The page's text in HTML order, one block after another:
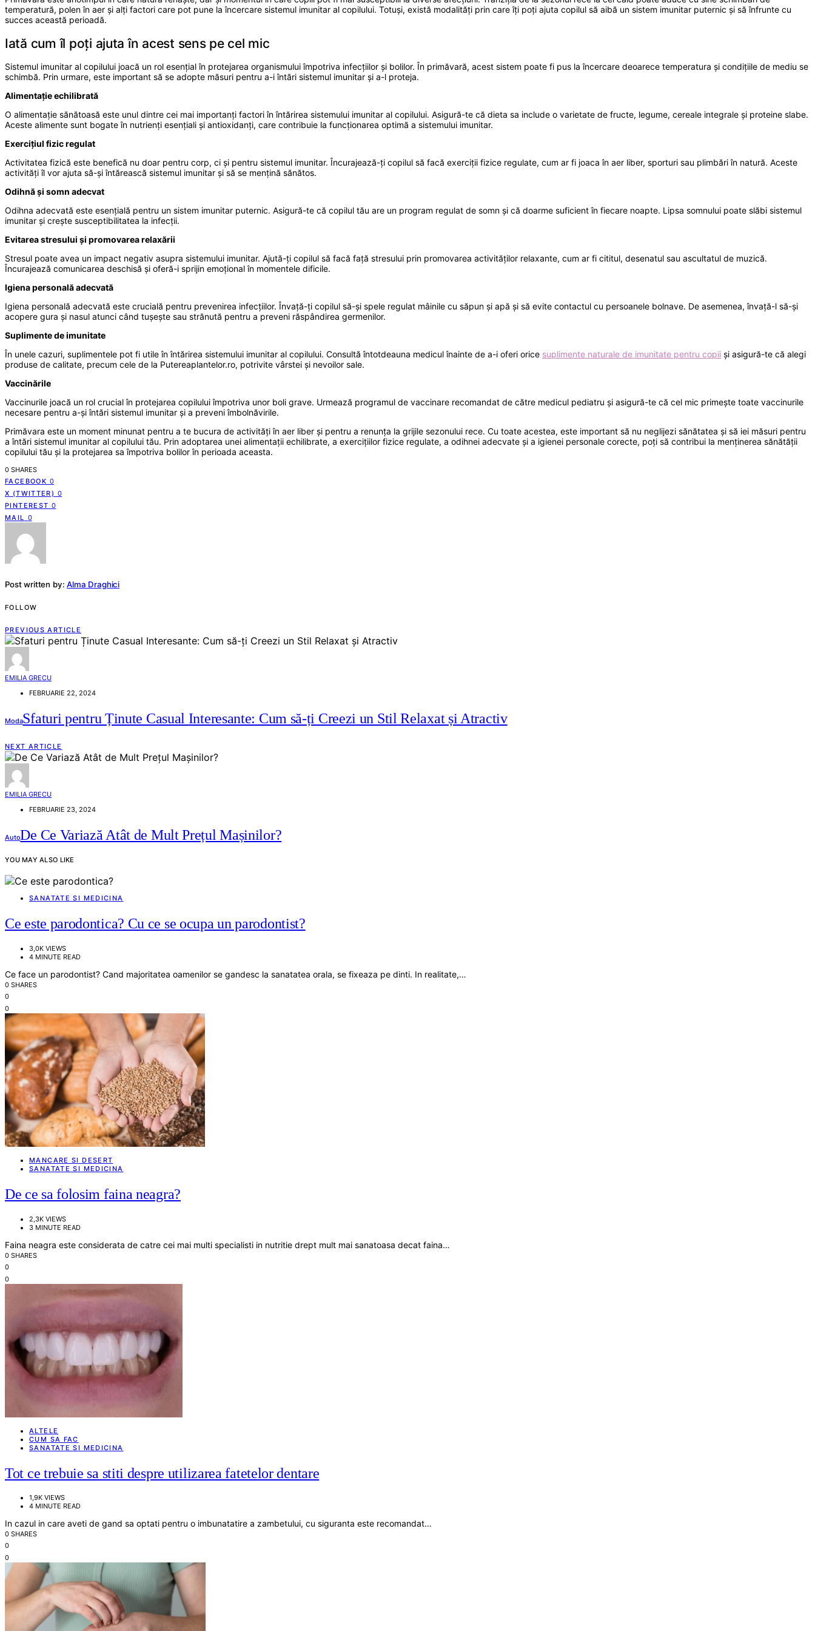
temperatură, polen în aer și alți factori care pot pune la încercare sistemul imunitar al copilului. Totuși, există modalități prin care îți poți ajuta copilul să aibă un sistem imunitar puternic și să înfrunte cu
succes această perioadă.
Iată cum îl poți ajuta în acest sens pe cel mic
Sistemul imunitar al copilului joacă un rol esențial în protejarea organismului împotriva infecțiilor și bolilor. În primăvară, acest sistem poate fi pus la încercare deoarece temperatura și condițiile de mediu se
schimbă. Prin urmare, este important să se adopte măsuri pentru a-i întări sistemul imunitar și a-l proteja.
Alimentație echilibrată
O alimentație sănătoasă este unul dintre cei mai importanți factori în întărirea sistemului imunitar al copilului. Asigură-te că dieta sa include o varietate de fructe, legume, cereale integrale și proteine slabe.
Aceste alimente sunt bogate în nutrienți esențiali și antioxidanți, care contribuie la funcționarea optimă a sistemului imunitar.
Exercițiul fizic regulat
Activitatea fizică este benefică nu doar pentru corp, ci și pentru sistemul imunitar. Încurajează-ți copilul să facă exerciții fizice regulate, cum ar fi joaca în aer liber, sporturi sau plimbări în natură. Aceste
activități îl vor ajuta să-și întărească sistemul imunitar și să se mențină sănătos.
Odihnă și somn adecvat
Odihna adecvată este esențială pentru un sistem imunitar puternic. Asigură-te că copilul tău are un program regulat de somn și că doarme suficient în fiecare noapte. Lipsa somnului poate slăbi sistemul
imunitar și crește susceptibilitatea la infecții.
Evitarea stresului și promovarea relaxării
Stresul poate avea un impact negativ asupra sistemului imunitar. Ajută-ți copilul să facă față stresului prin promovarea activităților relaxante, cum ar fi cititul, desenatul sau ascultatul de muzică.
Încurajează comunicarea deschisă și oferă-i sprijin emoțional în momentele dificile.
Igiena personală adecvată
Igiena personală adecvată este crucială pentru prevenirea infecțiilor. Învață-ți copilul să-și spele regulat mâinile cu săpun și apă și să evite contactul cu persoanele bolnave. De asemenea, învață-l să-și
acopere gura și nasul atunci când tușește sau strănută pentru a preveni răspândirea germenilor.
Suplimente de imunitate
În unele cazuri, suplimentele pot fi utile în întărirea sistemului imunitar al copilului. Consultă întotdeauna medicul înainte de a-i oferi orice suplimente naturale de imunitate pentru copii și asigură-te că alegi
produse de calitate, precum cele de la Putereaplantelor.ro, potrivite vârstei și nevoilor sale.
Vaccinările
Vaccinurile joacă un rol crucial în protejarea copilului împotriva unor boli grave. Urmează programul de vaccinare recomandat de către medicul pediatru și asigură-te că cel mic primește toate vaccinurile
necesare pentru a-și întări sistemul imunitar și a preveni îmbolnăvirile.
Primăvara este un moment minunat pentru a te bucura de activități în aer liber și pentru a renunța la grijile sezonului rece. Cu toate acestea, este important să nu neglijezi sănătatea și să iei măsuri pentru
a întări sistemul imunitar al copilului tău. Prin adoptarea unei alimentații echilibrate, a exercițiilor fizice regulate, a odihnei adecvate și a igienei personale corecte, poți să contribui la menținerea sănătății
copilului tău și la protejarea sa împotriva bolilor în perioada aceasta.
0 SHARES
FACEBOOK 0
X (TWITTER) 0
PINTEREST 0
MAIL 0
Post written by: Alma Draghici
FOLLOW
PREVIOUS ARTICLE
EMILIA GRECU
FEBRUARIE 22, 2024
ModaSfaturi pentru Ținute Casual Interesante: Cum să-ți Creezi un Stil Relaxat și Atractiv
NEXT ARTICLE
EMILIA GRECU
FEBRUARIE 23, 2024
AutoDe Ce Variază Atât de Mult Prețul Mașinilor?
YOU MAY ALSO LIKE
SANATATE SI MEDICINA
Ce este parodontica? Cu ce se ocupa un parodontist?
3,0K VIEWS
4 MINUTE READ
Ce face un parodontist? Cand majoritatea oamenilor se gandesc la sanatatea orala, se fixeaza pe dinti. In realitate,…
0 SHARES
0
0
MANCARE SI DESERT
SANATATE SI MEDICINA
De ce sa folosim faina neagra?
2,3K VIEWS
3 MINUTE READ
Faina neagra este considerata de catre cei mai multi specialisti in nutritie drept mult mai sanatoasa decat faina…
0 SHARES
0
0
ALTELE
CUM SA FAC
SANATATE SI MEDICINA
Tot ce trebuie sa stiti despre utilizarea fatetelor dentare
1,9K VIEWS
4 MINUTE READ
In cazul in care aveti de gand sa optati pentru o imbunatatire a zambetului, cu siguranta este recomandat…
0 SHARES
0
0